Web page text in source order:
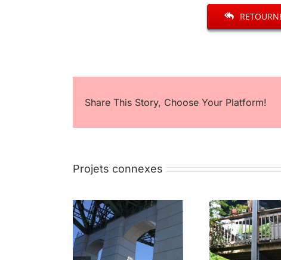
Share This Story, Choose Your Platform!
Projets connexes